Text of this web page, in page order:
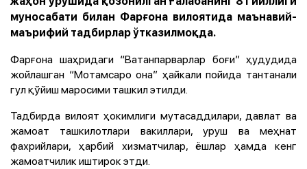
муносабати билан Фарғона вилоятида маънавий-
маърифий тадбирлар ўтказилмоқда.
Фарғона шаҳридаги “Ватанпарварлар боғи” ҳудудида
жойлашган “Мотамсаро она” ҳайкали пойида тантанали
гул қўйиш маросими ташкил этилди.
Тадбирда вилоят ҳокимлиги мутасаддилари, давлат ва
жамоат ташкилотлари вакиллари, уруш ва меҳнат
фахрийлари, ҳарбий хизматчилар, ёшлар ҳамда кенг
жамоатчилик иштирок этди.